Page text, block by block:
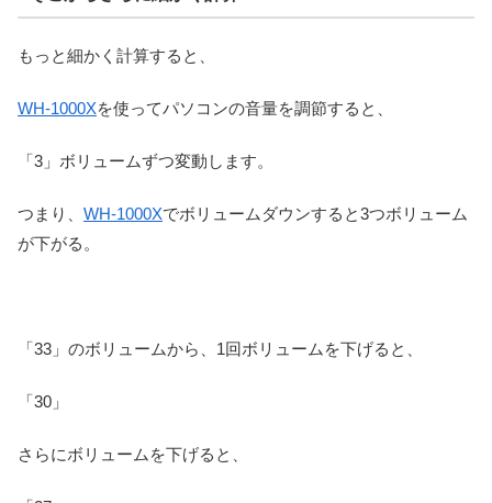
もっと細かく計算すると、
WH-1000Xを使ってパソコンの音量を調節すると、
「3」ボリュームずつ変動します。
つまり、 WH-1000Xでボリュームダウンすると3つボリューム
が下がる。
「33」のボリュームから、1回ボリュームを下げると、
「30」
さらにボリュームを下げると、